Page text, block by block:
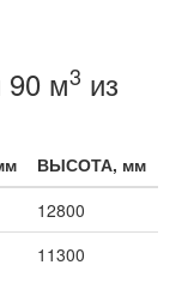
90 м3 из
ВЫСОТА, мм
12800
11300